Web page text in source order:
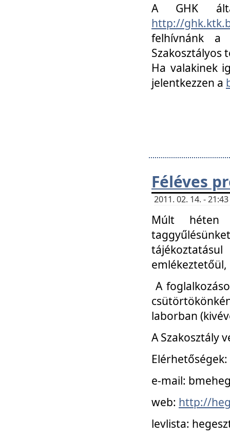
A GHK
http://
felhívnánk a
Szakosztályos
Ha valakinek
jelentkezzen a
Féléves
2011. 02. 14. -
Múlt héten
emlékeztetőül,
A
laborban
A Szakosztály
Elérhetőségek:
e-mail:
web: http://
levlista: